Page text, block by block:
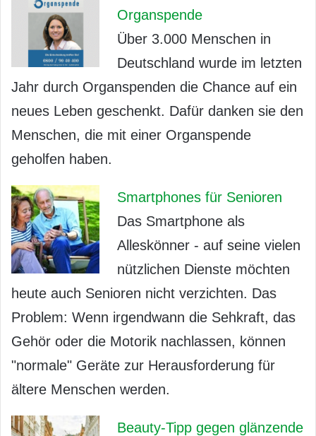
Organspende
Über 3.000 Menschen in
Deutschland wurde im letzten
Jahr durch Organspenden die Chance auf ein
neues Leben geschenkt. Dafür danken sie den
Menschen, die mit einer Organspende
geholfen haben.
Smartphones für Senioren
Das Smartphone als
Alleskönner - auf seine vielen
nützlichen Dienste möchten
heute auch Senioren nicht verzichten. Das
Problem: Wenn irgendwann die Sehkraft, das
Gehör oder die Motorik nachlassen, können
"normale" Geräte zur Herausforderung für
ältere Menschen werden.
Beauty-Tipp gegen glänzende